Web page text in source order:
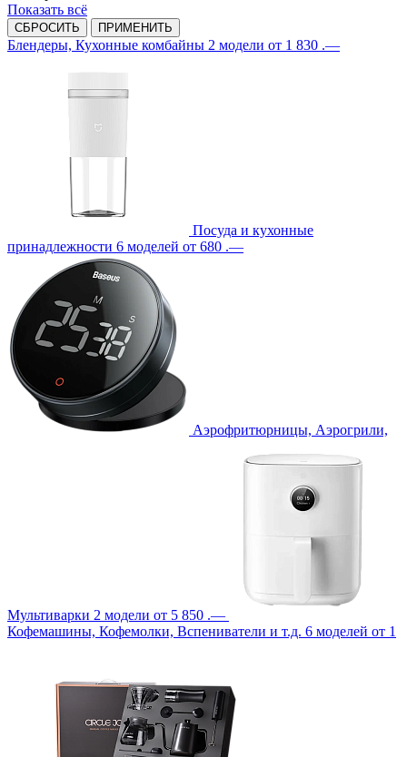
Показать всё
СБРОСИТЬ ПРИМЕНИТЬ
Блендеры, Кухонные комбайны 2 модели от 1 830 .—
Посуда и кухонные
принадлежности 6 моделей от 680 .—
Аэрофритюрницы, Аэрогрили,
Мультиварки 2 модели от 5 850 .—
Кофемашины, Кофемолки, Вспениватели и т.д. 6 моделей от 1